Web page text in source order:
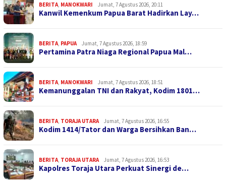
BERITA MANOKWARI Jumat, 7 Agustus 2026, 20:11
Kanwil Kemenkum Papua Barat Hadirkan Lay…
BERITA PAPUA Jumat, 7 Agustus 2026, 18:59
Pertamina Patra Niaga Regional Papua Mal…
BERITA MANOKWARI Jumat, 7 Agustus 2026, 18:51
Kemanunggalan TNI dan Rakyat, Kodim 1801…
BERITA TORAJA UTARA Jumat, 7 Agustus 2026, 16:55
Kodim 1414/Tator dan Warga Bersihkan Ban…
BERITA TORAJA UTARA Jumat, 7 Agustus 2026, 16:53
Kapolres Toraja Utara Perkuat Sinergi de…